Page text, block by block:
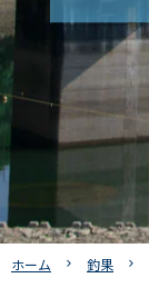
ホーム 釣果